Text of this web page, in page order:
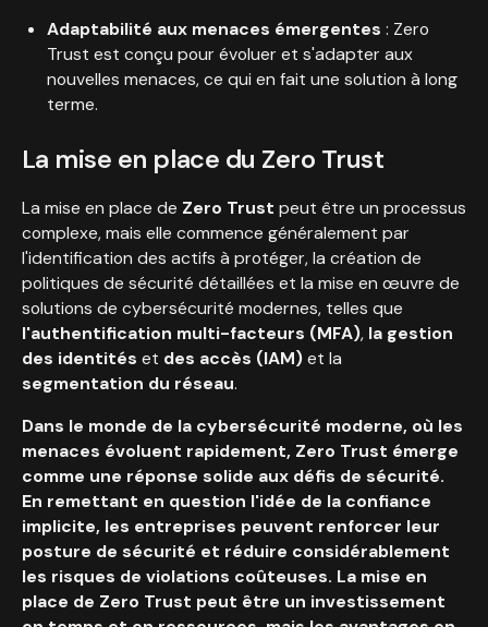
Adaptabilité aux menaces émergentes : Zero
Trust est conçu pour évoluer et s'adapter aux
nouvelles menaces, ce qui en fait une solution à long
terme.
La mise en place du Zero Trust
La mise en place de Zero Trust peut être un processus
complexe, mais elle commence généralement par
l'identification des actifs à protéger, la création de
politiques de sécurité détaillées et la mise en œuvre de
solutions de cybersécurité modernes, telles que
l'authentification multi-facteurs (MFA), la gestion
des identités et des accès (IAM)et la
segmentation du réseau.
Dans le monde de la cybersécurité moderne, où les
menaces évoluent rapidement, Zero Trust émerge
comme une réponse solide aux défis de sécurité.
En remettant en question l'idée de la confiance
implicite, les entreprises peuvent renforcer leur
posture de sécurité et réduire considérablement
les risques de violations coûteuses. La mise en
place de Zero Trust peut être un investissement